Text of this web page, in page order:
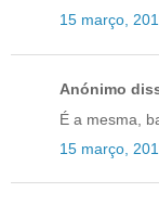
15 março,
Anónimo
É a mesma,
15 março,